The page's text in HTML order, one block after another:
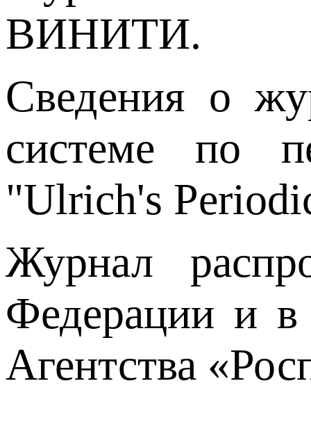
ВИНИТИ.
Сведения о
системе по
"Ulrich's
Журнал
Федерации и
Агентства